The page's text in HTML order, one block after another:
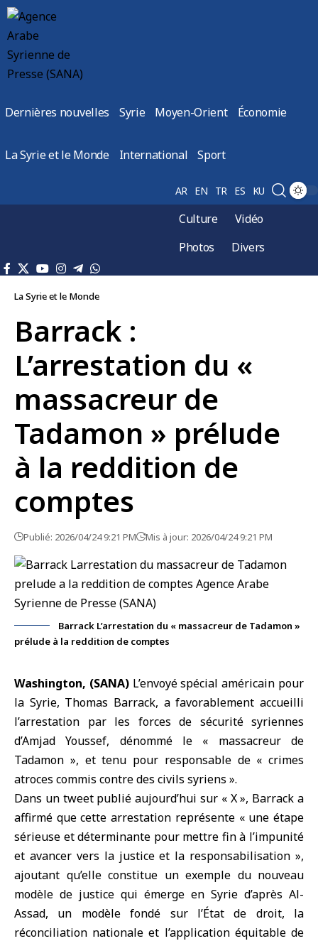
Dernières nouvelles Syrie Moyen-Orient Économie
La Syrie et le Monde International Sport
AR EN TR ES KU
Culture
Vidéo
Photos
Divers
La Syrie et le Monde
Barrack :
L’arrestation du «
massacreur de
Tadamon » prélude
à la reddition de
comptes
Publié: 2026/04/24 9:21 PM Mis à jour: 2026/04/24 9:21 PM
Barrack L’arrestation du « massacreur de Tadamon »
prélude à la reddition de comptes
Washington, (SANA)L’envoyé spécial américain pour
la Syrie, Thomas Barrack, a favorablement accueilli
l’arrestation par les forces de sécurité syriennes
d’Amjad Youssef, dénommé le « massacreur de
Tadamon », et tenu pour responsable de « crimes
atroces commis contre des civils syriens ».
Dans un tweet publié aujourd’hui sur « X », Barrack a
affirmé que cette arrestation représente « une étape
sérieuse et déterminante pour mettre fin à l’impunité
et avancer vers la justice et la responsabilisation »,
ajoutant qu’elle constitue un exemple du nouveau
modèle de justice qui émerge en Syrie d’après Al-
Assad, un modèle fondé sur l’État de droit, la
réconciliation nationale et l’application équitable de